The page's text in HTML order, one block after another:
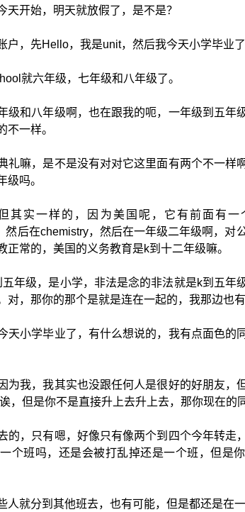
天开始，明天就放假了，是不是？
户，先Hello，我是unit，然后我今天小学毕业
就六年级，七年级和八年级了。
级和八年级啊，也在跟我的呃，一年级到五年
不一样。
礼嘛，是不是没有对对它这里面有两个不一样
级吗。
其实一样的，因为美国呢，它有前面有一
然后在chemistry，然后在一年级二年级啊，对
正常的，美国的义务教育是k到十二年级嘛。
年级，是小学，非法是念的非法就是k到五年
对，那你的那个是就是连在一起的，我那边也有
天小学毕业了，有什么想说的，我有点面色的
为我，我其实也没跟任何人是很好的好朋友，
，但是你不是直接升上去升上去，那你现在的
的，只有嗯，好像只有像两个到四个今年转走
个班吗，还是会被打乱掉还是一个班，但是
人就分到其他班去，也有可能，但是都还是在